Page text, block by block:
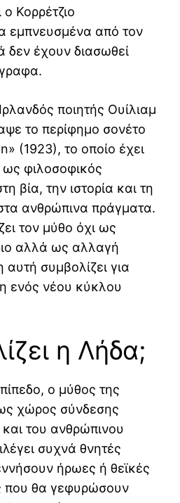
ο Κορρέτζιο
εμπνευσμένα από τον
δεν έχουν διασωθεί
ποιητής Ουίλιαμ
το περίφημο σονέτο
(1923), το οποίο έχει
φιλοσοφικός
βία, την ιστορία και τη
ανθρώπινα πράγματα.
τον μύθο όχι ως
αλλά ως αλλαγή
συμβολίζει για
ενός νέου κύκλου
η Λήδα;
ο μύθος της
χώρος σύνδεσης
του ανθρώπινου
συχνά θνητές
ήρωες ή θεϊκές
που θα γεφυρώσουν